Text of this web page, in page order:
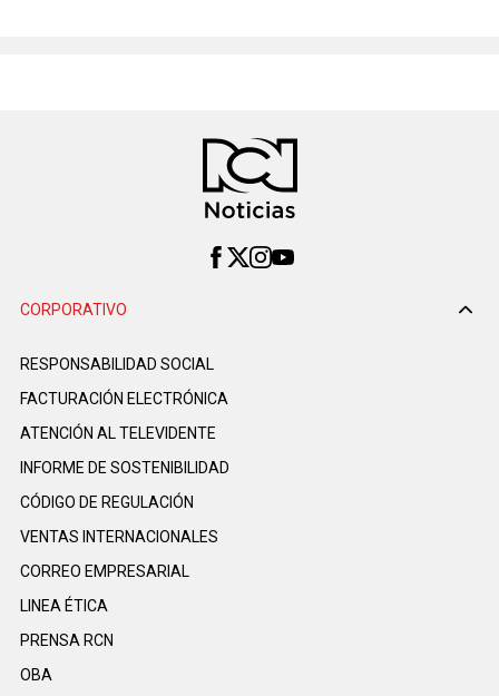
CORPORATIVO
RESPONSABILIDAD SOCIAL
FACTURACIÓN ELECTRÓNICA
ATENCIÓN AL TELEVIDENTE
INFORME DE SOSTENIBILIDAD
CÓDIGO DE REGULACIÓN
VENTAS INTERNACIONALES
CORREO EMPRESARIAL
LINEA ÉTICA
PRENSA RCN
OBA